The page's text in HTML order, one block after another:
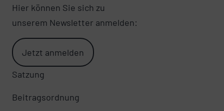
Hier können Sie sich zu
unserem Newsletter anmelden:
Jetzt anmelden
Satzung
Beitragsordnung